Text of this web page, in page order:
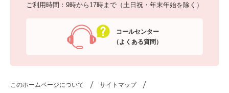
ご利用時間：9時から17時まで（土日祝・年末年始を除く）
コールセンター
（よくある質問）
このホームページについて サイトマップ